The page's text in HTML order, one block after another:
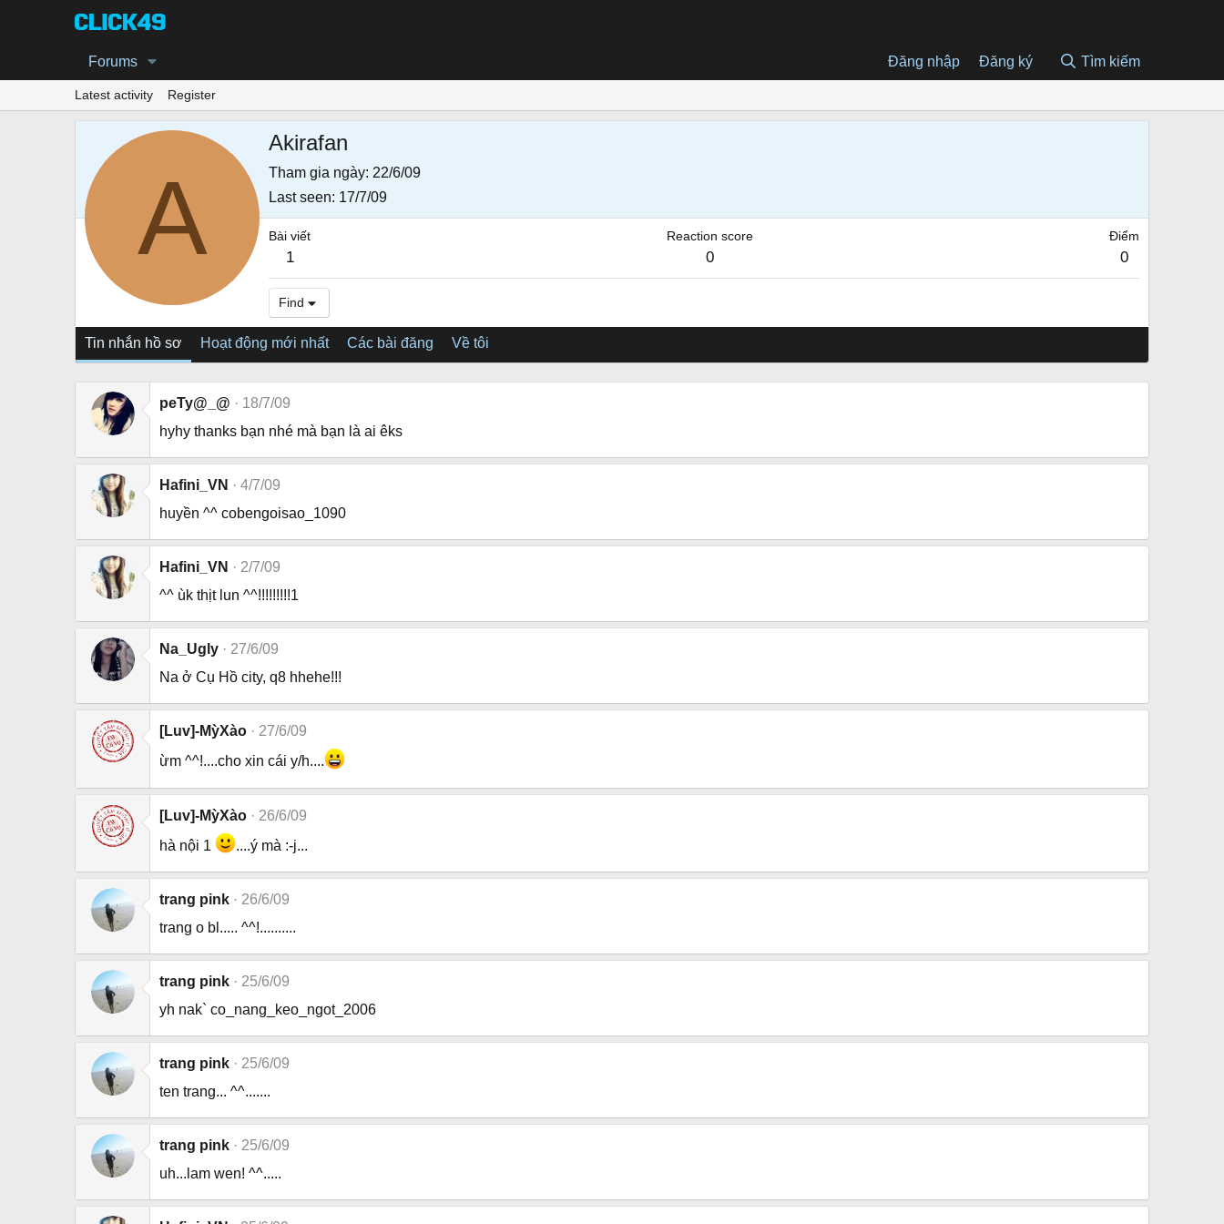
Forums Đăng nhập Đăng ký Tìm kiếm
Latest activity Register
A
Akirafan
Tham gia ngày 22/6/09
Last seen 17/7/09
Bài viết
1
Reaction score
0
Điểm
0
Find
Tin nhắn hồ sơ Hoạt động mới nhất Các bài đăng Về tôi
peTy@_@
18/7/09
hyhy thanks bạn nhé mà bạn là ai êks
Hafini_VN
4/7/09
huyền ^^ cobengoisao_1090
Hafini_VN
2/7/09
^^ ùk thịt lun ^^!!!!!!!!!1
Na_Ugly
27/6/09
Na ở Cụ Hồ city, q8 hhehe!!!
[Luv]-MỳXào
27/6/09
ừm ^^!....cho xin cái y/h....
[Luv]-MỳXào
26/6/09
hà nội 1
....ý mà :-j...
trang pink
26/6/09
trang o bl..... ^^!..........
trang pink
25/6/09
yh nak` co_nang_keo_ngot_2006
trang pink
25/6/09
ten trang... ^^.......
trang pink
25/6/09
uh...lam wen! ^^.....